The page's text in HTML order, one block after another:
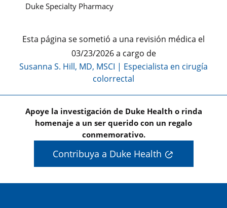
Duke Specialty Pharmacy
Esta página se sometió a una revisión médica el
03/23/2026 a cargo de
Susanna S. Hill, MD, MSCI | Especialista en cirugía
colorrectal
Apoye la investigación de Duke Health o rinda
homenaje a un ser querido con un regalo
conmemorativo.
Contribuya a Duke Health